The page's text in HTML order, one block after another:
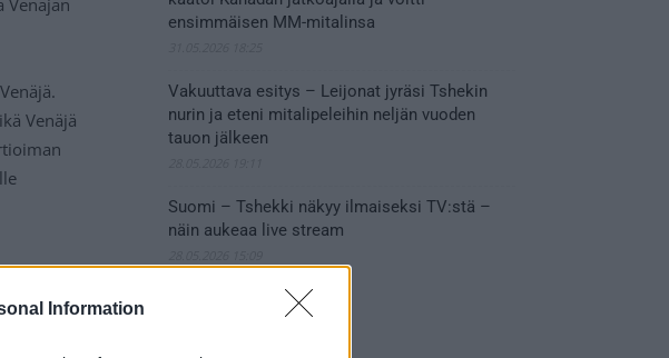
Information
Venäjä
ensimmäisen MM-mitalinsa
Vakuuttava esitys – Leijonat jyräsi Tshekin
nurin ja eteni mitalipeleihin neljän vuoden
tauon jälkeen
Suomi – Tshekki näkyy ilmaiseksi TV:stä –
näin aukeaa live stream